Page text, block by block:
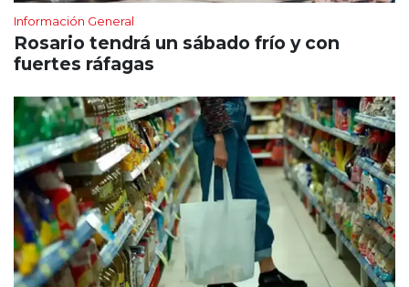
Información General
Rosario tendrá un sábado frío y con
fuertes ráfagas